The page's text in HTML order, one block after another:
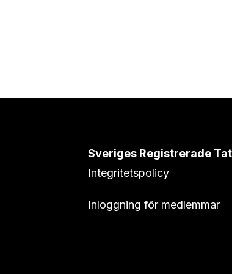
Sveriges Registrerade
Integritetspolicy
Inloggning för medlemmar